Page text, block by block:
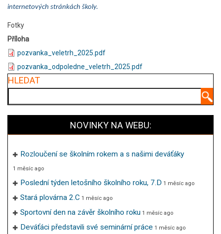
internetových stránkách školy.
Fotky
Příloha
pozvanka_veletrh_2025.pdf
pozvanka_odpoledne_veletrh_2025.pdf
HLEDAT
NOVINKY NA WEBU:
Rozloučení se školním rokem a s našimi deváťáky
1 měsíc ago
Poslední týden letošního školního roku, 7.D 1 měsíc ago
Stará plovárna 2.C 1 měsíc ago
Sportovní den na závěr školního roku 1 měsíc ago
Deváťáci představili své seminární práce 1 měsíc ago